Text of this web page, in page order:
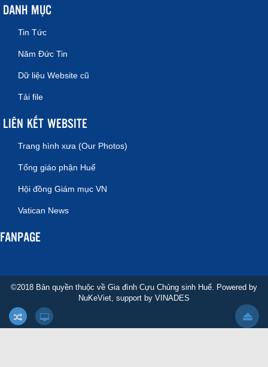
DANH MỤC
Tin Tức
Năm Đức Tin
Dữ liệu Website cũ
Tải file
LIÊN KẾT WEBSITE
Trang hình xưa (Our Photos)
Tổng giáo phận Huế
Hội đồng Giám mục VN
Vatican News
FANPAGE
©2018 Bản quyền thuộc về Gia đình Cựu Chủng sinh Huế. Powered by
NuKeViet, support by VINADES